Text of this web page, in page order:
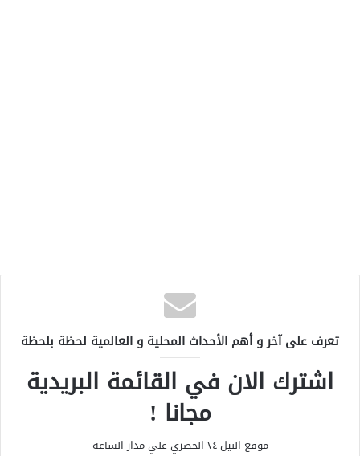
تعرف على آخر و أهم الأحداث المحلية و العالمية لحظة بلحظة
اشترك الان في القائمة البريدية
مجانا !
موقع النيل ٢٤ الحصري علي مدار الساعة